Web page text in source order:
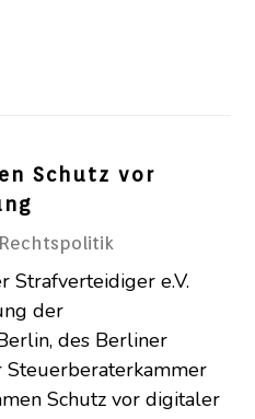
Schutz vor
Rechtspolitik
Strafverteidiger e.V.
der
des Berliner
Schutz vor digitaler